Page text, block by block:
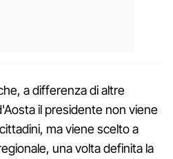
a differenza di altre
il presidente non viene
ma viene scelto a
una volta definita la